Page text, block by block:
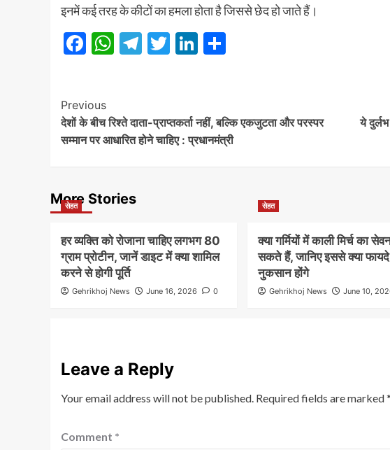
इनमें कई तरह के कीटों का हमला होता है जिससे छेद हो जाते हैं।
Facebook
WhatsApp
Telegram
TwitterLinkedIn
Post
Navigation
Previous
देशों के बीच रिश्ते दाता-प्राप्तकर्ता नहीं, बल्कि एकजुटता और परस्पर
सम्मान पर आधारित होने चाहिए : प्रधानमंत्री
ये
More Stories
सेहत
हर व्यक्ति को रोजाना चाहिए लगभग 80
ग्राम प्रोटीन, जानें डाइट में क्या शामिल
करने से होगी पूर्ति
Gehrikhoj News June 16, 2026 0
सेहत
क्या गर्मियों में काली मिर्च का
सकते हैं, जानिए इससे क्या
नुकसान होंगे
Gehrikhoj News June 10,
Leave a Reply
Your email address will not be published. Required fields are marked*
Comment *